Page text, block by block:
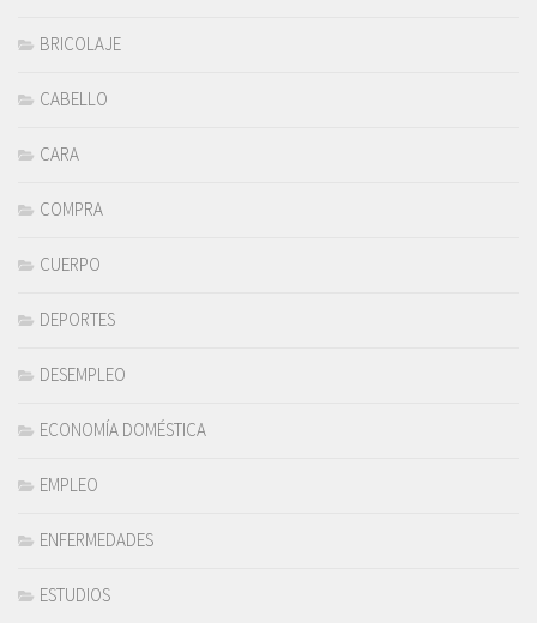
BRICOLAJE
CABELLO
CARA
COMPRA
CUERPO
DEPORTES
DESEMPLEO
ECONOMÍA DOMÉSTICA
EMPLEO
ENFERMEDADES
ESTUDIOS